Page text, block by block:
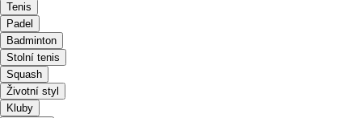
Tenis
Padel
Badminton
Stolní tenis
Squash
Životní styl
Kluby